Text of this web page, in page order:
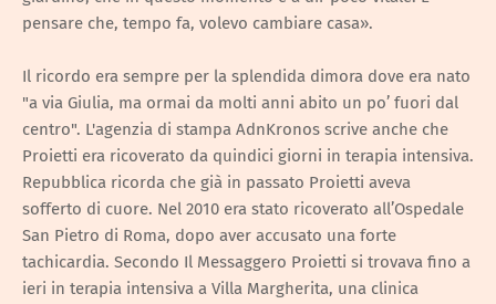
pensare che, tempo fa, volevo cambiare casa».
Il ricordo era sempre per la splendida dimora dove era nato
"a via Giulia, ma ormai da molti anni abito un po’ fuori dal
centro". L'agenzia di stampa AdnKronos scrive anche che
Proietti era ricoverato da quindici giorni in terapia intensiva.
Repubblica ricorda che già in passato Proietti aveva
sofferto di cuore. Nel 2010 era stato ricoverato all’Ospedale
San Pietro di Roma, dopo aver accusato una forte
tachicardia. Secondo Il Messaggero Proietti si trovava fino a
ieri in terapia intensiva a Villa Margherita, una clinica